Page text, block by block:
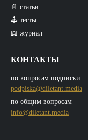
📄 статьи
🕹️ тесты
📖 журнал
КОНТАКТЫ
по вопросам подписки
podpiska@diletant.media
по общим вопросам
info@diletant.media